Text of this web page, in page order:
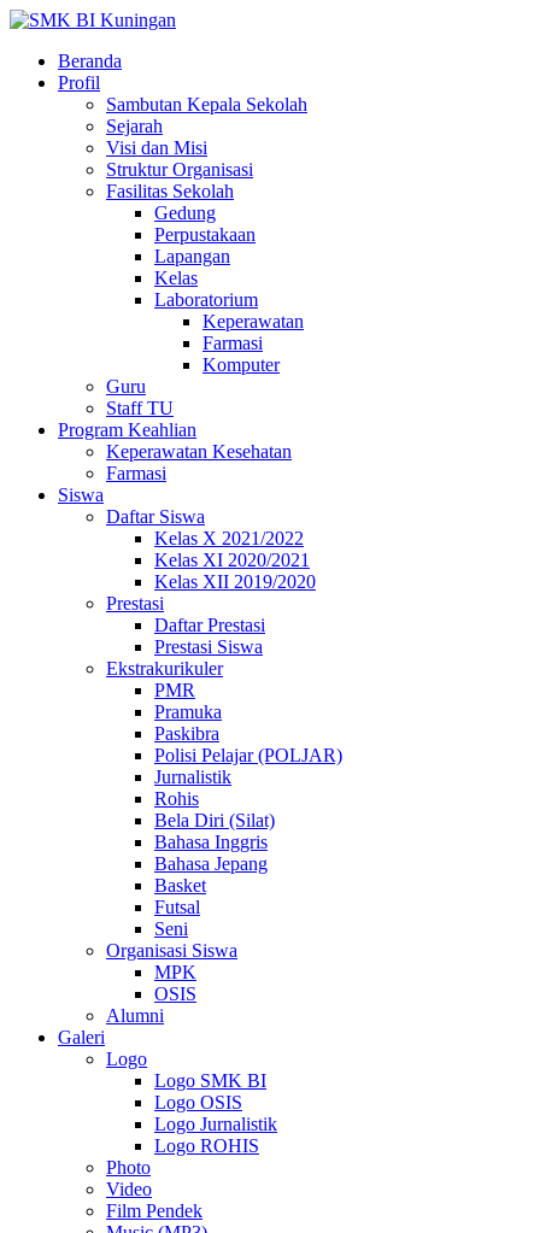
Beranda
Profil
Sambutan Kepala Sekolah
Sejarah
Visi dan Misi
Struktur Organisasi
Fasilitas Sekolah
Gedung
Perpustakaan
Lapangan
Kelas
Laboratorium
Keperawatan
Farmasi
Komputer
Guru
Staff TU
Program Keahlian
Keperawatan Kesehatan
Farmasi
Siswa
Daftar Siswa
Kelas X 2021/2022
Kelas XI 2020/2021
Kelas XII 2019/2020
Prestasi
Daftar Prestasi
Prestasi Siswa
Ekstrakurikuler
PMR
Pramuka
Paskibra
Polisi Pelajar (POLJAR)
Jurnalistik
Rohis
Bela Diri (Silat)
Bahasa Inggris
Bahasa Jepang
Basket
Futsal
Seni
Organisasi Siswa
MPK
OSIS
Alumni
Galeri
Logo
Logo SMK BI
Logo OSIS
Logo Jurnalistik
Logo ROHIS
Photo
Video
Film Pendek